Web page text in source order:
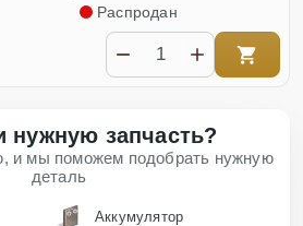
Распродан
нужную запчасть?
и мы поможем подобрать нужную
деталь
Аккумулятор